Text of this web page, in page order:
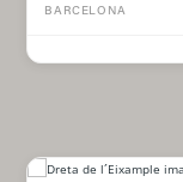
BARCELONA